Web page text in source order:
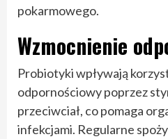
pokarmowego.
Wzmocnienie
Probiotyki wpływają
odpornościowy poprzez
przeciwciał, co pomaga
infekcjami. Regularne